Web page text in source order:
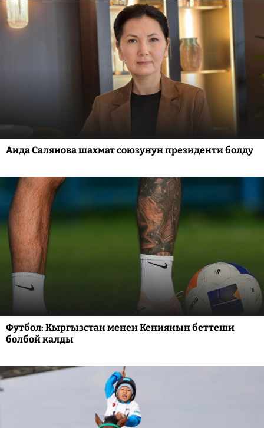
Аида Салянова шахмат союзунун президенти болду
Футбол: Кыргызстан менен Кениянын беттеши
болбой калды